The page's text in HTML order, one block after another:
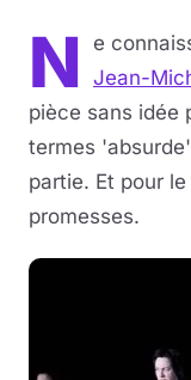
N
e
Jean-
pièce sans idée
termes
partie. Et pour
promesses.